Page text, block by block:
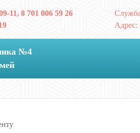
11, 8 701 006 59 26
Адрес:
№4